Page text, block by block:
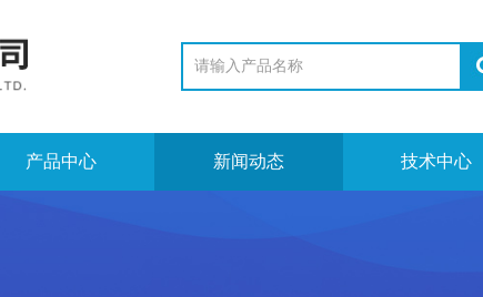
产品中心 新闻动态 技术中心